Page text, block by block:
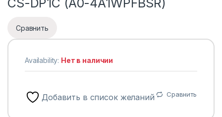
CS-DP1C (A0-4A1WPFBSR)
Сравнить
Availability: Нет в наличии
Добавить в список желаний Сравнить